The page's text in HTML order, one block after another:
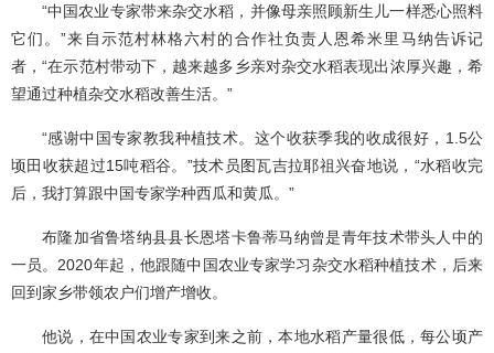
“中国农业专家带来杂交水稻，并像母亲照顾新生儿一样悉心照料
它们。”来自示范村林格六村的合作社负责人恩希米里马纳告诉记
者，“在示范村带动下，越来越多乡亲对杂交水稻表现出浓厚兴趣，希
望通过种植杂交水稻改善生活。”
“感谢中国专家教我种植技术。这个收获季我的收成很好，1.5公
顷田收获超过15吨稻谷。”技术员图瓦吉拉耶祖兴奋地说，“水稻收完
后，我打算跟中国专家学种西瓜和黄瓜。”
布隆加省鲁塔纳县县长恩塔卡鲁蒂马纳曾是青年技术带头人中的
一员。2020年起，他跟随中国农业专家学习杂交水稻种植技术，后来
回到家乡带领农户们增产增收。
他说，在中国农业专家到来之前，本地水稻产量很低，每公顷产